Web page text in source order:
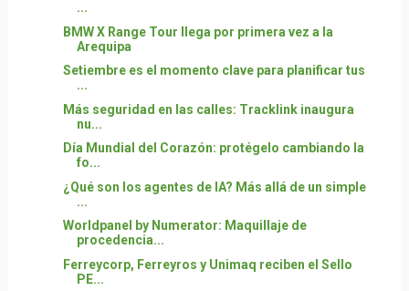
...
BMW X Range Tour llega por primera vez a la
Arequipa
Setiembre es el momento clave para planificar tus
...
Más seguridad en las calles: Tracklink inaugura
nu...
Día Mundial del Corazón: protégelo cambiando la
fo...
¿Qué son los agentes de IA? Más allá de un simple
...
Worldpanel by Numerator: Maquillaje de
procedencia...
Ferreycorp, Ferreyros y Unimaq reciben el Sello
PE...